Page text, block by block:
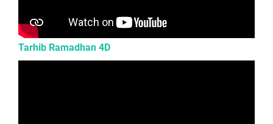
Tarhib Ramadhan 4D